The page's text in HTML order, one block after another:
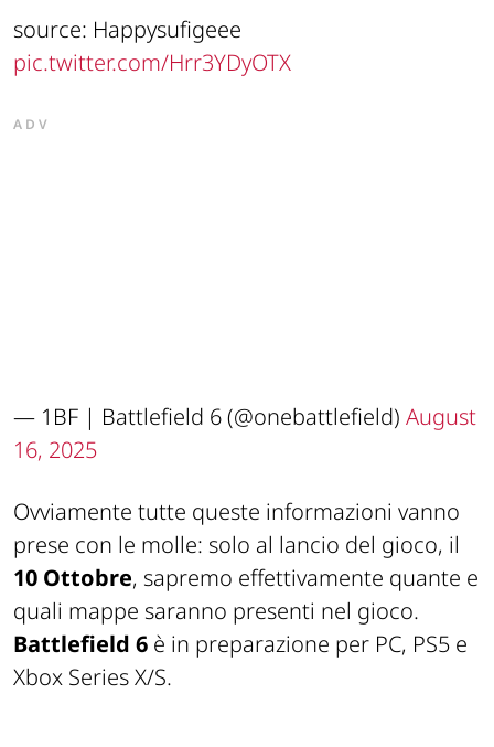
source: Happysufigeee
pic.twitter.com/Hrr3YDyOTX
ADV
— 1BF | Battlefield 6 (@onebattlefield) August
16, 2025
Ovviamente tutte queste informazioni vanno
prese con le molle: solo al lancio del gioco, il
10 Ottobre, sapremo effettivamente quante e
quali mappe saranno presenti nel gioco.
Battlefield 6 è in preparazione per PC, PS5 e
Xbox Series X/S.